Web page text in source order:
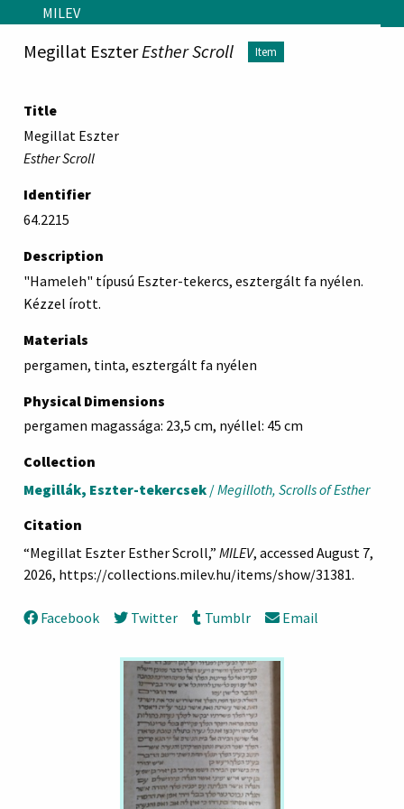
Skip to main content
MILEV
Megillat EszterEsther Scroll Item
Title
Megillat Eszter
Esther Scroll
Identifier
64.2215
Description
"Hameleh" típusú Eszter-tekercs, esztergált fa nyélen.
Kézzel írott.
Materials
pergamen, tinta, esztergált fa nyélen
Physical Dimensions
pergamen magassága: 23,5 cm, nyéllel: 45 cm
Collection
Megillák, Eszter-tekercsek /Megilloth, Scrolls of Esther
Citation
“Megillat Eszter Esther Scroll,” MILEV, accessed August 7,
2026, https://collections.milev.hu/items/show/31381.
Facebook Twitter Tumblr Email